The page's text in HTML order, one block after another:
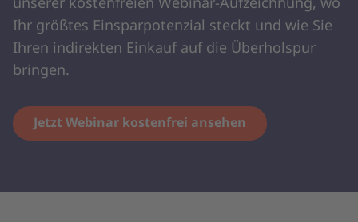
Ihr größtes Einsparpotenzial steckt und wie Sie
Ihren indirekten Einkauf auf die Überholspur
bringen.
Jetzt Webinar kostenfrei ansehen